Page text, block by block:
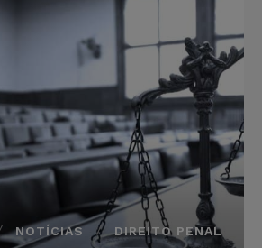
NOTÍCIAS DIREITO PENAL